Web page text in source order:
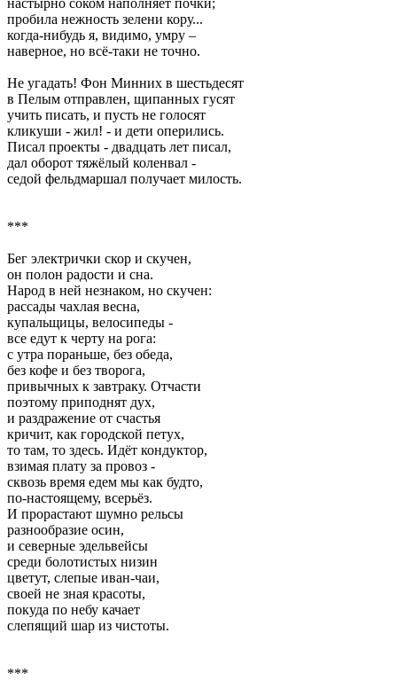
пробила нежность зелени кору...
когда-нибудь я, видимо, умру –
наверное, но всё-таки не точно.
Не угадать! Фон Минних в шестьдесят
в Пелым отправлен, щипанных гусят
учить писать, и пусть не голосят
кликуши - жил! - и дети оперились.
Писал проекты - двадцать лет писал,
дал оборот тяжёлый коленвал -
седой фельдмаршал получает милость.
***
Бег электрички скор и скучен,
он полон радости и сна.
Народ в ней незнаком, но скучен:
рассады чахлая весна,
купальщицы, велосипеды -
все едут к черту на рога:
с утра пораньше, без обеда,
без кофе и без творога,
привычных к завтраку. Отчасти
поэтому приподнят дух,
и раздражение от счастья
кричит, как городской петух,
то там, то здесь. Идёт кондуктор,
взимая плату за провоз -
сквозь время едем мы как будто,
по-настоящему, всерьёз.
И прорастают шумно рельсы
разнообразие осин,
и северные эдельвейсы
среди болотистых низин
цветут, слепые иван-чаи,
своей не зная красоты,
покуда по небу качает
слепящий шар из чистоты.
***